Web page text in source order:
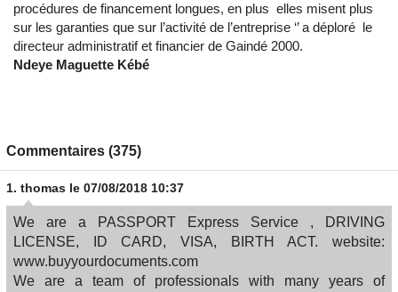
procédures de financement longues, en plus elles misent plus
sur les garanties que sur l’activité de l’entreprise ‘’ a déploré le
directeur administratif et financier de Gaindé 2000.
Ndeye Maguette Kébé
Commentaires (375)
1. thomas le 07/08/2018 10:37
We are a PASSPORT Express Service , DRIVING
LICENSE, ID CARD, VISA, BIRTH ACT. website:
www.buyyourdocuments.com
We are a team of professionals with many years of